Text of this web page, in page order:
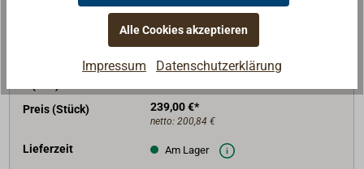
239
122
230
Preis (Stück)
239,00 €*
netto: 200,84 €
Lieferzeit Am Lager
Alle Cookies akzeptieren
Impressum Datenschutzerklärung